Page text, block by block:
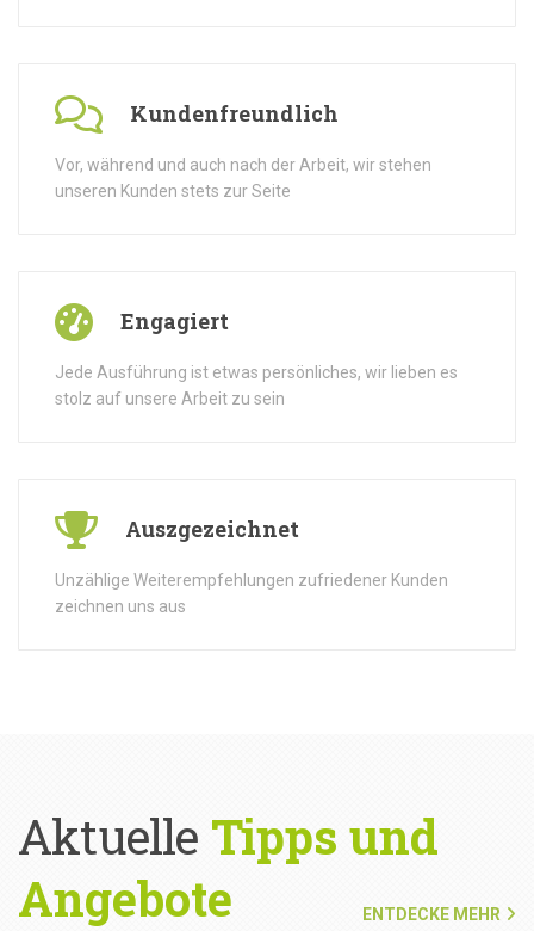
Kundenfreundlich
Vor, während und auch nach der Arbeit, wir stehen
unseren Kunden stets zur Seite
Engagiert
Jede Ausführung ist etwas persönliches, wir lieben es
stolz auf unsere Arbeit zu sein
Auszgezeichnet
Unzählige Weiterempfehlungen zufriedener Kunden
zeichnen uns aus
Aktuelle Tipps und
Angebote
ENTDECKE MEHR